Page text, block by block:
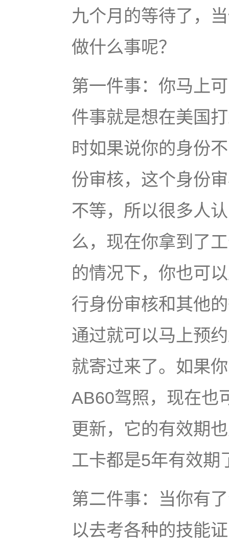
九个月的等待了，
做什么事呢？
第一件事：你马上
件事就是想在美国
时如果说你的身份
份审核，这个身份
不等，所以很多人
么，现在你拿到了
的情况下，你也可
行身份审核和其他
通过就可以马上预
就寄过来了。如果
AB60驾照，现在也
更新，它的有效期
工卡都是5年有效期
第二件事：当你有
以去考各种的技能